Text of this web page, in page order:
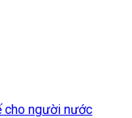
cho người nước